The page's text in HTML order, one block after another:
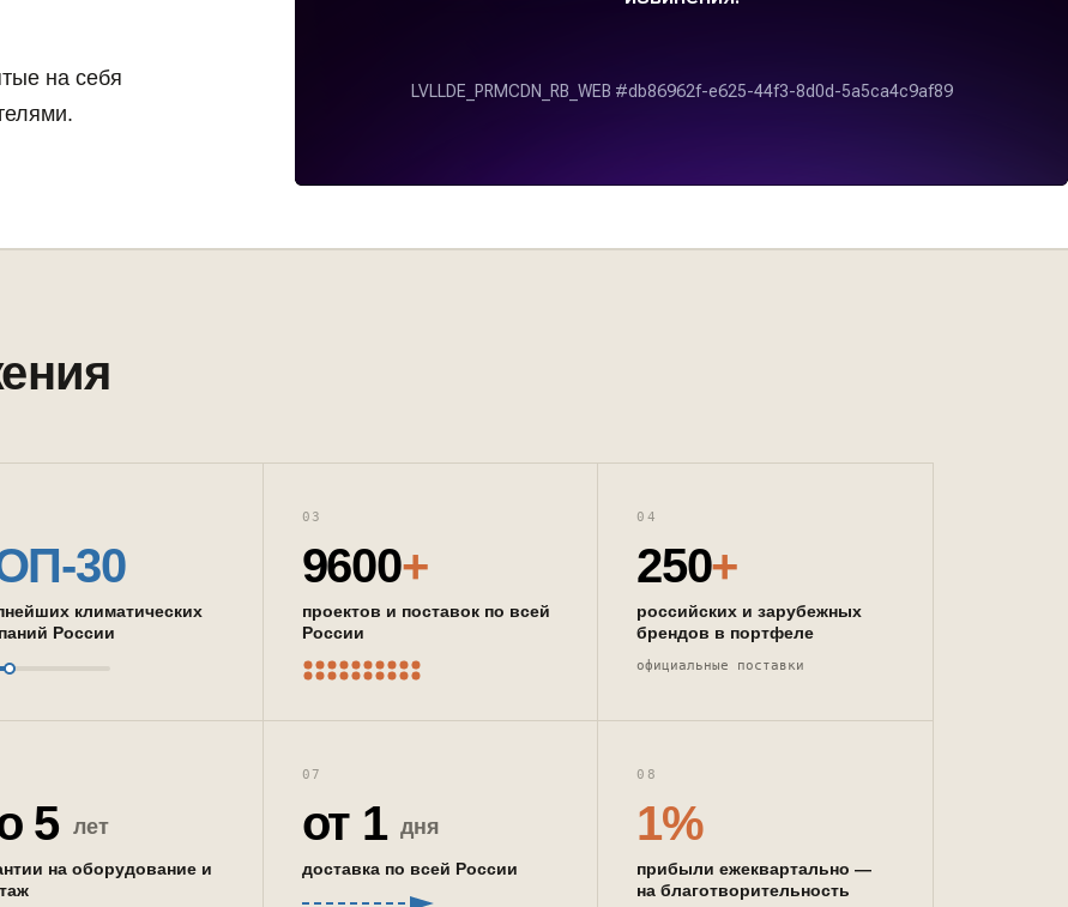
на себя
30
климатических
России
03
9600+
проектов и поставок по всей
России
04
250+
российских и зарубежных
брендов в портфеле
официальные поставки
5 лет
на оборудование и
07
от 1 дня
доставка по всей России
08
1%
прибыли ежеквартально —
на благотворительность